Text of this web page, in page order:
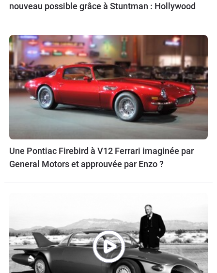
nouveau possible grâce à Stuntman : Hollywood
Une Pontiac Firebird à V12 Ferrari imaginée par
General Motors et approuvée par Enzo ?